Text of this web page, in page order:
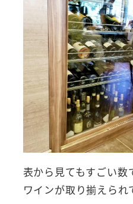
表から見てもすごい数
ワインが取り揃えられ